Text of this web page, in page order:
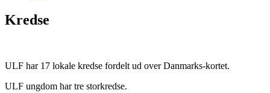
Kredse
ULF har 17 lokale kredse fordelt ud over Danmarks-kortet.
ULF ungdom har tre storkredse.